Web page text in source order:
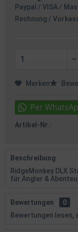
Paypal / VISA /
Rechnung /
Merken
Artikel-Nr.:
Beschreibung
RidgeMonkey DLX
für Angler &
Bewertungen
0
Bewertungen lesen,